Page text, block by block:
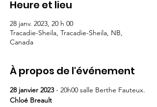
Heure et lieu
28 janv. 2023, 20 h 00
Tracadie-Sheila, Tracadie-Sheila, NB,
Canada
À propos de l'événement
28 janvier 2023 - 20h00 salle Berthe Fauteux.
Chloé Breault